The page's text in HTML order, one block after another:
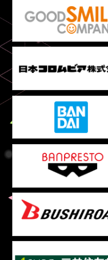
「ライブビューイング」
2018.05.31
「ライブビューイング」
2018.05.18
「事前物販情報」 を公開！
2018.04.12
THE IDOLM@STER
TOP!!!!!!!!!!!!!?
公式サイトオープン！